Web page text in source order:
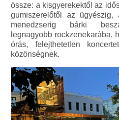
össze: a kisgyerekektől az
gumiszerelőtől az
menedzserig bárki
legnagyobb rockzenekarába,
órás, felejthetetlen
közönségnek.